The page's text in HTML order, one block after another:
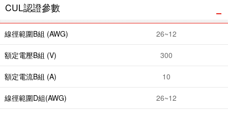
CUL認證參數
線徑範圍B組 (AWG) 26~12
額定電壓B組 (V) 300
額定電流B組 (A) 10
線徑範圍D組(AWG) 26~12